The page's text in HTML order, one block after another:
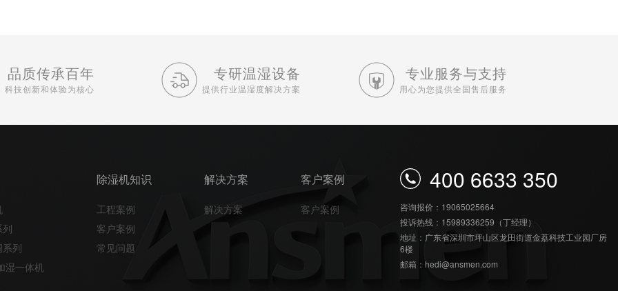
品质传承百年
科技创新和体验为核心
专研温湿设备
提供行业温湿度解决方案
专业服务与支持
用心为您提供全国售后服务
列
湿一体机
除湿机知识
工程案例
客户案例
常见问题
解决方案
解决方案
客户案例
客户案例
400 6633 350
咨询报价：19065025664
投诉热线：15989336259（丁经理）
地址：广东省深圳市坪山区龙田街道金荔科技工业园厂房
6楼
邮箱：hedi@ansmen.com